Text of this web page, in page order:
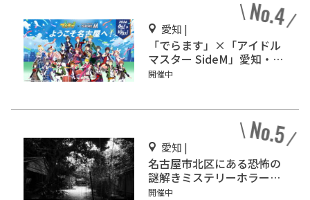
愛知 |
「でらます」×「アイドル
マスター SideM」愛知・名
古屋で開催
開催中
愛知 |
名古屋市北区にある恐怖の
謎解きミステリーホラー
「エモい家」あなたは行き
開催中